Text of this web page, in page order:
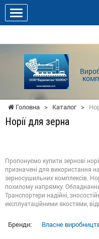
Головна > Каталог >
Норії для зерна
Пропонуємо купити зернові
призначені для використання
зерносушильних комплексів.
похилому напрямку.
Транспортери надійні,
експлуатаційними якостями,
Бренди: Власне